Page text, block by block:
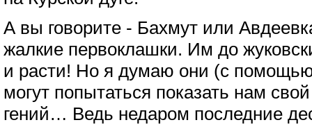
А вы говорите - Бахмут или
жалкие первоклашки. Им до
и расти! Но я думаю они (с
могут попытаться показать нам
гений… Ведь недаром последние